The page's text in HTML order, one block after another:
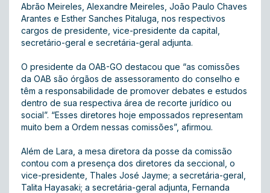
Abrão Meireles, Alexandre Meireles, João Paulo Chaves
Arantes e Esther Sanches Pitaluga, nos respectivos
cargos de presidente, vice-presidente da capital,
secretário-geral e secretária-geral adjunta.
O presidente da OAB-GO destacou que “as comissões
da OAB são órgãos de assessoramento do conselho e
têm a responsabilidade de promover debates e estudos
dentro de sua respectiva área de recorte jurídico ou
social”. “Esses diretores hoje empossados representam
muito bem a Ordem nessas comissões”, afirmou.
Além de Lara, a mesa diretora da posse da comissão
contou com a presença dos diretores da seccional, o
vice-presidente, Thales José Jayme; a secretária-geral,
Talita Hayasaki; a secretária-geral adjunta, Fernanda